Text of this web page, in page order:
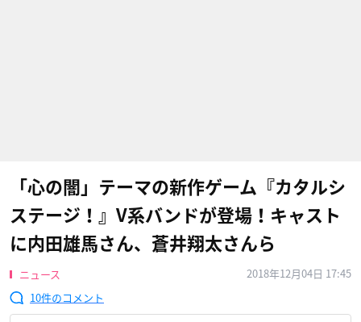
「心の闇」テーマの新作ゲーム『カタルシ
ステージ！』V系バンドが登場！キャスト
に内田雄馬さん、蒼井翔太さんら
ニュース
2018年12月04日 17:45
10